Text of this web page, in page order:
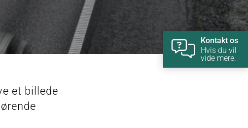
et billede
Kontakt os
Hvis du vil
vide mere.